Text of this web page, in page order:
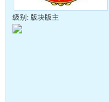
级别: 版块版主